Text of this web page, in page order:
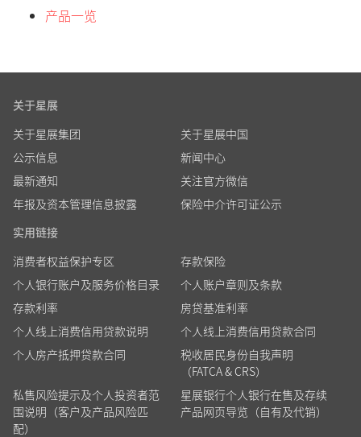
产品一览
关于星展
关于星展集团
关于星展中国
公示信息
新闻中心
最新通知
关注官方微信
年报及资本管理信息披露
保险中介许可证公示
实用链接
消费者权益保护专区
存款保险
个人银行账户及服务价格目录
个人账户章则及条款
存款利率
房贷基准利率
个人线上消费信用贷款说明
个人线上消费信用贷款合同
个人房产抵押贷款合同
税收居民身份自我声明
（FATCA & CRS）
私售风险提示及个人投资者范
围说明（客户及产品风险匹
配）
星展银行个人银行在售及存续
产品网页导览（自有及代销）